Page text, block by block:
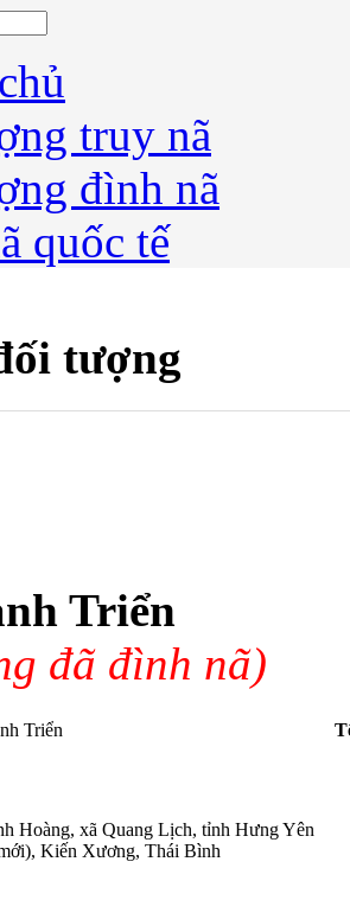
truy nã
đình nã
quốc tế
tượng
Triển
đã đình nã)
Triển
Hoàng, xã Quang Lịch, tỉnh Hưng Yên
Kiến Xương, Thái Bình